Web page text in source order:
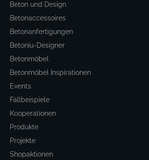
Beton und Design
Betonaccessoires
Betonanfertigungen
Betoniu-Designer
Betonmöbel
Betonmöbel Inspirationen
Events
Fallbeispiele
Kooperationen
Produkte
Projekte
Shopaktionen